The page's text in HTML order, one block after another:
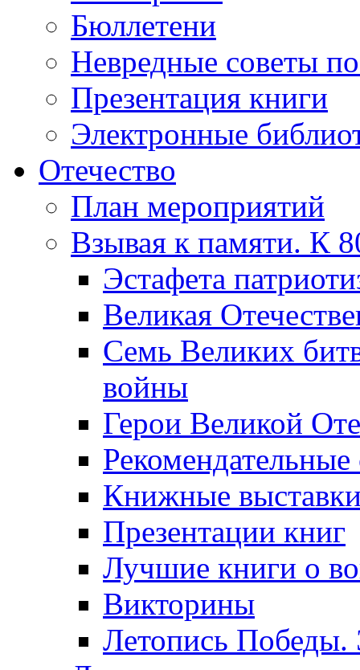
Бюллетени
Невредные советы
Презентация книги
Электронные
Отечество
План мероприятий
Взывая к памяти. К
Эcтафета
Великая
Семь Великих
войны
Герои Великой
Рекомендательные
Книжные
Презентации книг
Лучшие книги о
Викторины
Летопись Победы.